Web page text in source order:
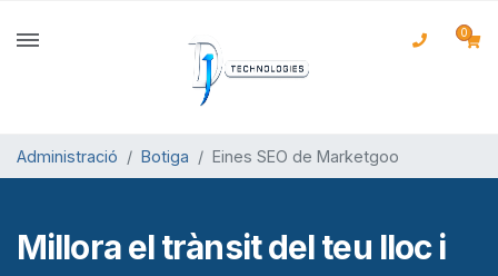
0
Administració Botiga Eines SEO de Marketgoo
Millora el trànsit del teu lloc i